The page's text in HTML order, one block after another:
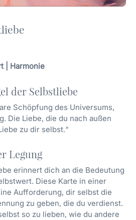
| Harmonie
der Selbstliebe
Schöpfung des Universums,
Die Liebe, die du nach außen
zu dir selbst.“
Legung
erinnert dich an die Bedeutung
Diese Karte in einer
Aufforderung, dir selbst die
zu geben, die du verdienst.
so zu lieben, wie du andere